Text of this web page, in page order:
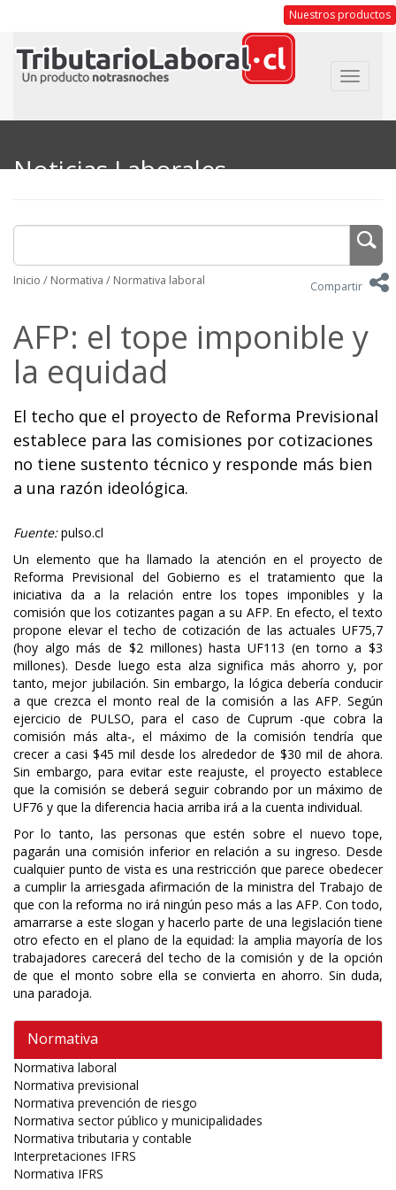
Nuestros productos
Toggle
Noticias Laborales
Inicio / Normativa / Normativa laboral Compartir
AFP: el tope imponible y
la equidad
El techo que el proyecto de Reforma Previsional
establece para las comisiones por cotizaciones
no tiene sustento técnico y responde más bien
a una razón ideológica.
Fuente:pulso.cl
Un elemento que ha llamado la atención en el proyecto de
Reforma Previsional del Gobierno es el tratamiento que la
iniciativa da a la relación entre los topes imponibles y la
comisión que los cotizantes pagan a su AFP. En efecto, el texto
propone elevar el techo de cotización de las actuales UF75,7
(hoy algo más de $2 millones) hasta UF113 (en torno a $3
millones). Desde luego esta alza significa más ahorro y, por
tanto, mejor jubilación. Sin embargo, la lógica debería conducir
a que crezca el monto real de la comisión a las AFP. Según
ejercicio de PULSO, para el caso de Cuprum -que cobra la
comisión más alta-, el máximo de la comisión tendría que
crecer a casi $45 mil desde los alrededor de $30 mil de ahora.
Sin embargo, para evitar este reajuste, el proyecto establece
que la comisión se deberá seguir cobrando por un máximo de
UF76 y que la diferencia hacia arriba irá a la cuenta individual.
Por lo tanto, las personas que estén sobre el nuevo tope,
pagarán una comisión inferior en relación a su ingreso. Desde
cualquier punto de vista es una restricción que parece obedecer
a cumplir la arriesgada afirmación de la ministra del Trabajo de
que con la reforma no irá ningún peso más a las AFP. Con todo,
amarrarse a este slogan y hacerlo parte de una legislación tiene
otro efecto en el plano de la equidad: la amplia mayoría de los
trabajadores carecerá del techo de la comisión y de la opción
de que el monto sobre ella se convierta en ahorro. Sin duda,
una paradoja.
Normativa
Normativa laboral
Normativa previsional
Normativa prevención de riesgo
Normativa sector público y municipalidades
Normativa tributaria y contable
Interpretaciones IFRS
Normativa IFRS